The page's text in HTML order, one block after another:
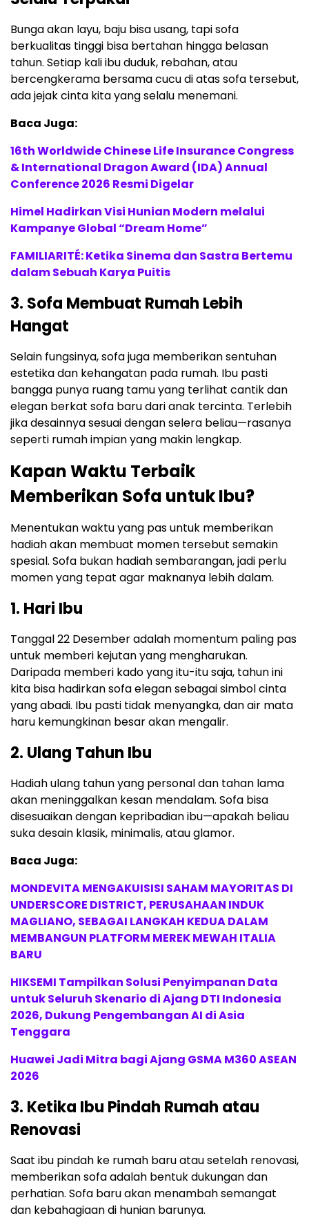
Bunga akan layu, baju bisa usang, tapi sofa
berkualitas tinggi bisa bertahan hingga belasan
tahun. Setiap kali ibu duduk, rebahan, atau
bercengkerama bersama cucu di atas sofa tersebut,
ada jejak cinta kita yang selalu menemani.
Baca Juga:
16th Worldwide Chinese Life Insurance Congress
& International Dragon Award (IDA) Annual
Conference 2026 Resmi Digelar
Himel Hadirkan Visi Hunian Modern melalui
Kampanye Global “Dream Home”
FAMILIARITÉ: Ketika Sinema dan Sastra Bertemu
dalam Sebuah Karya Puitis
3. Sofa Membuat Rumah Lebih
Hangat
Selain fungsinya, sofa juga memberikan sentuhan
estetika dan kehangatan pada rumah. Ibu pasti
bangga punya ruang tamu yang terlihat cantik dan
elegan berkat sofa baru dari anak tercinta. Terlebih
jika desainnya sesuai dengan selera beliau—rasanya
seperti rumah impian yang makin lengkap.
Kapan Waktu Terbaik
Memberikan Sofa untuk Ibu?
Menentukan waktu yang pas untuk memberikan
hadiah akan membuat momen tersebut semakin
spesial. Sofa bukan hadiah sembarangan, jadi perlu
momen yang tepat agar maknanya lebih dalam.
1. Hari Ibu
Tanggal 22 Desember adalah momentum paling pas
untuk memberi kejutan yang mengharukan.
Daripada memberi kado yang itu-itu saja, tahun ini
kita bisa hadirkan sofa elegan sebagai simbol cinta
yang abadi. Ibu pasti tidak menyangka, dan air mata
haru kemungkinan besar akan mengalir.
2. Ulang Tahun Ibu
Hadiah ulang tahun yang personal dan tahan lama
akan meninggalkan kesan mendalam. Sofa bisa
disesuaikan dengan kepribadian ibu—apakah beliau
suka desain klasik, minimalis, atau glamor.
Baca Juga:
MONDEVITA MENGAKUISISI SAHAM MAYORITAS DI
UNDERSCORE DISTRICT, PERUSAHAAN INDUK
MAGLIANO, SEBAGAI LANGKAH KEDUA DALAM
MEMBANGUN PLATFORM MEREK MEWAH ITALIA
BARU
HIKSEMI Tampilkan Solusi Penyimpanan Data
untuk Seluruh Skenario di Ajang DTI Indonesia
2026, Dukung Pengembangan AI di Asia
Tenggara
Huawei Jadi Mitra bagi Ajang GSMA M360 ASEAN
2026
3. Ketika Ibu Pindah Rumah atau
Renovasi
Saat ibu pindah ke rumah baru atau setelah renovasi,
memberikan sofa adalah bentuk dukungan dan
perhatian. Sofa baru akan menambah semangat
dan kebahagiaan di hunian barunya.